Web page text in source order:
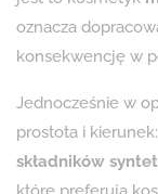
oznacza
konsekwencję w
Jednocześnie w
prostota i
składników